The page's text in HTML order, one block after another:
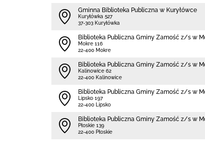
Gminna Biblioteka Publiczna w Kuryłówce
Kuryłówka 527
37-303 Kuryłówka
Biblio­teka Publiczna Gminy Zamość z/s w
Mokre 116
22-400 Mokre
Biblio­teka Publiczna Gminy Zamość z/s w
Kalinowice 62
22-400 Kalinowice
Biblio­teka Publiczna Gminy Zamość z/s w
Lipsko 197
22-400 Lipsko
Biblio­teka Publiczna Gminy Zamość z/s w
Płoskie 139
22-400 Płoskie